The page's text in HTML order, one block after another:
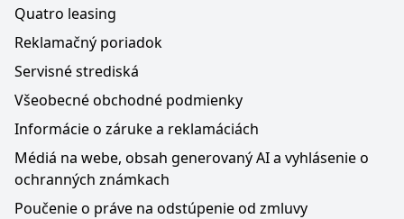
Quatro leasing
Reklamačný poriadok
Servisné strediská
Všeobecné obchodné podmienky
Informácie o záruke a reklamáciách
Médiá na webe, obsah generovaný AI a vyhlásenie o
ochranných známkach
Poučenie o práve na odstúpenie od zmluvy